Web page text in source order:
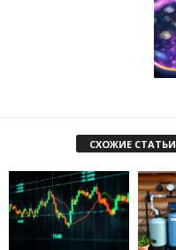
СХОЖИЕ СТАТЬИ